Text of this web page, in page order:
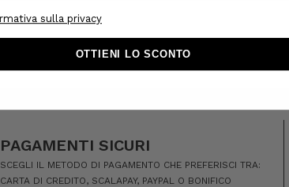
PAGAMENTI SICURI
SCEGLI IL METODO DI PAGAMENTO CHE PREFERISCI TRA:
CARTA DI CREDITO, SCALAPAY, PAYPAL O BONIFICO